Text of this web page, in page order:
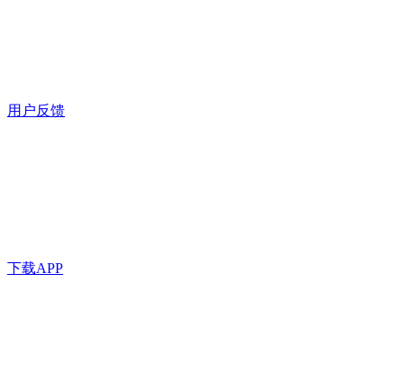
用户反馈
下载APP